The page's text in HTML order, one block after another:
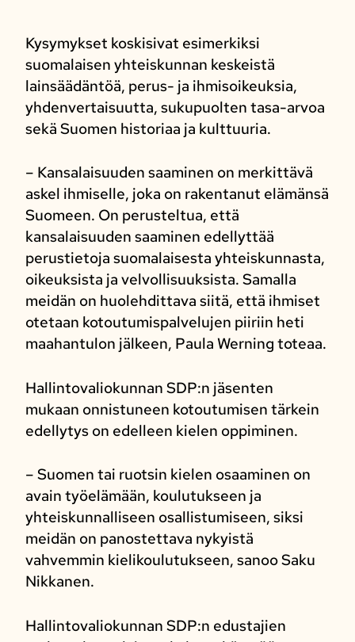
Kysymykset koskisivat esimerkiksi
suomalaisen yhteiskunnan keskeistä
lainsäädäntöä, perus- ja ihmisoikeuksia,
yhdenvertaisuutta, sukupuolten tasa-arvoa
sekä Suomen historiaa ja kulttuuria.
– Kansalaisuuden saaminen on merkittävä
askel ihmiselle, joka on rakentanut elämänsä
Suomeen. On perusteltua, että
kansalaisuuden saaminen edellyttää
perustietoja suomalaisesta yhteiskunnasta,
oikeuksista ja velvollisuuksista. Samalla
meidän on huolehdittava siitä, että ihmiset
otetaan kotoutumispalvelujen piiriin heti
maahantulon jälkeen, Paula Werning toteaa.
Hallintovaliokunnan SDP:n jäsenten
mukaan onnistuneen kotoutumisen tärkein
edellytys on edelleen kielen oppiminen.
– Suomen tai ruotsin kielen osaaminen on
avain työelämään, koulutukseen ja
yhteiskunnalliseen osallistumiseen, siksi
meidän on panostettava nykyistä
vahvemmin kielikoulutukseen, sanoo Saku
Nikkanen.
Hallintovaliokunnan SDP:n edustajien